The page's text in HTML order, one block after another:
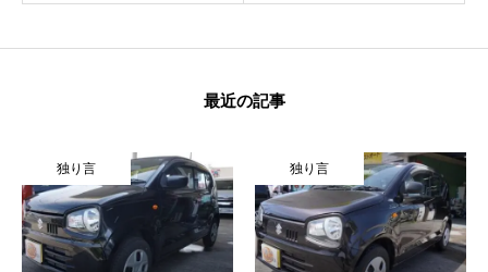
最近の記事
独り言 独り言